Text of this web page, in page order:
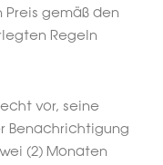
gemäß den
Regeln
vor, seine
Benachrichtigung
(2) Monaten